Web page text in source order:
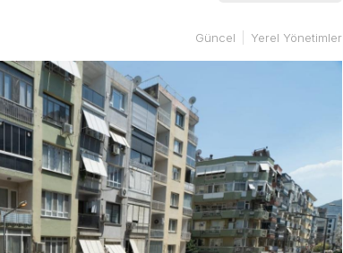
Güncel Yerel Yönetimler